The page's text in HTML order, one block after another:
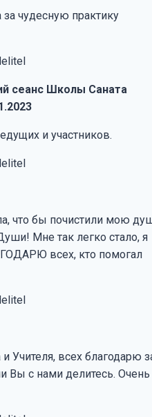
чудесную практику
сеанс Школы Саната
и участников.
что бы почистили мою
Мне так легко стало, я
всех, кто помогал
Учителя, всех благодарю
Вы с нами делитесь. Очень